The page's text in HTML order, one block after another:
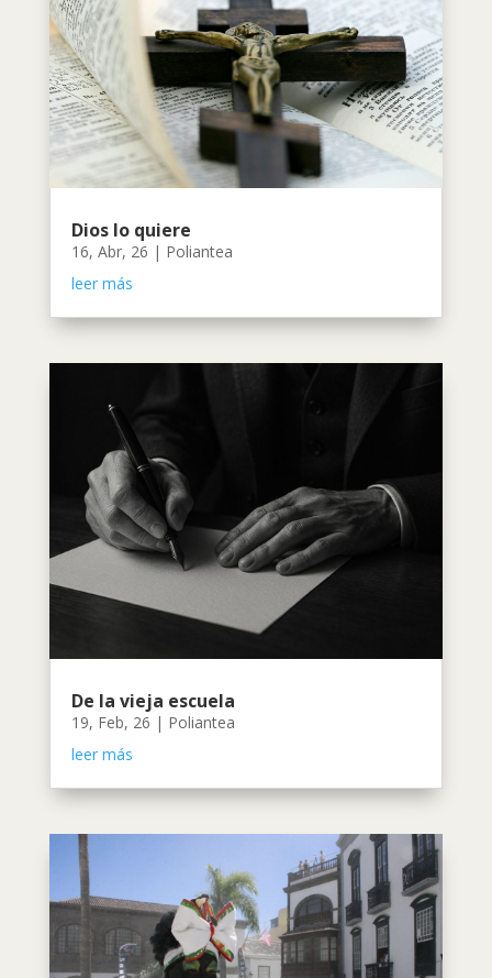
Dios lo quiere
16, Abr, 26 | Poliantea
leer más
De la vieja escuela
19, Feb, 26 | Poliantea
leer más